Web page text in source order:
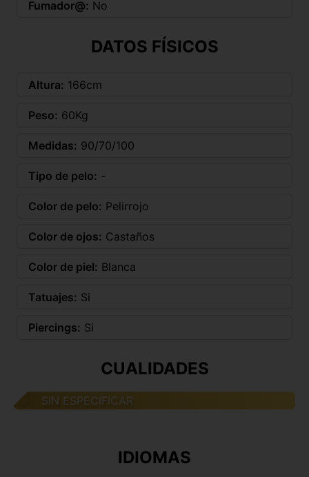
Fumador@: No
DATOS FÍSICOS
Altura: 166cm
Peso: 60Kg
Medidas: 90/70/100
Tipo de pelo: -
Color de pelo: Pelirrojo
Color de ojos: Castaños
Color de piel: Blanca
Tatuajes: Si
Piercings: Si
CUALIDADES
SIN ESPECIFICAR
IDIOMAS